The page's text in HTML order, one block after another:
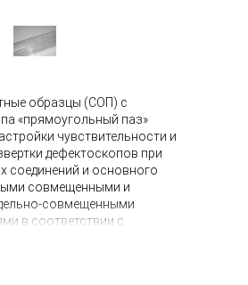
образцы (СОП) с
«прямоугольный паз»
чувствительности и
дефектоскопов при
соединений и основного
совмещенными и
совмещенными
в соответствии с